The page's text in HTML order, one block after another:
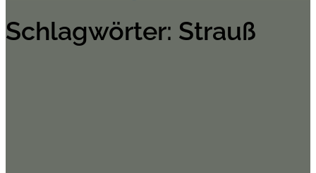
Schlagwörter: Strauß